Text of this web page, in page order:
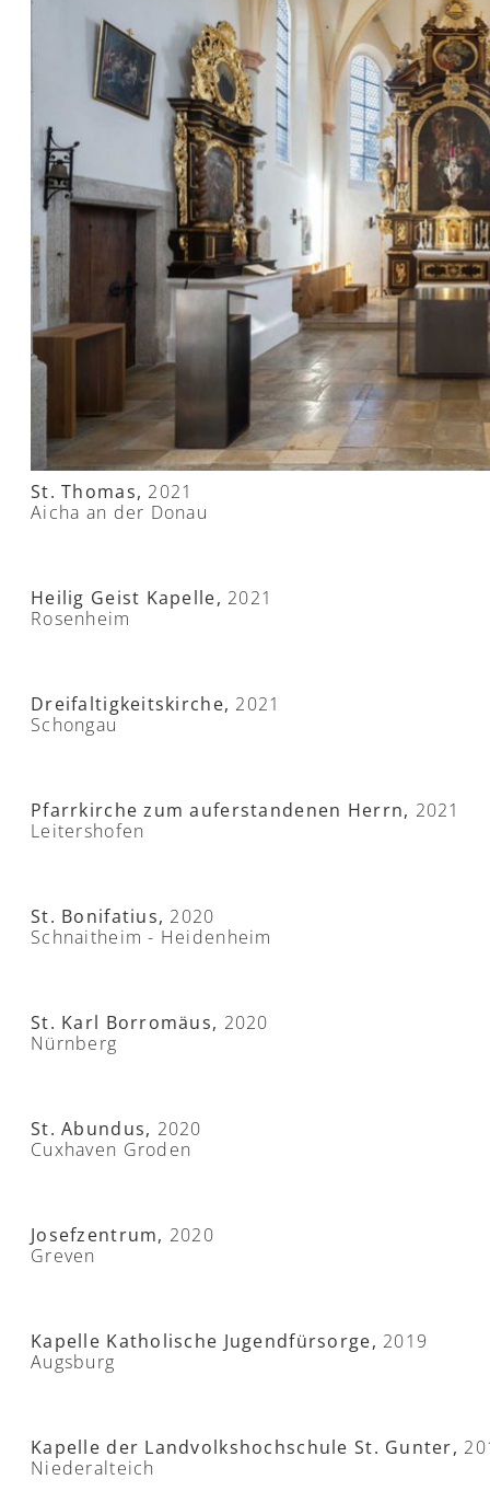
St. Thomas, 2021
Aicha an der Donau
Heilig Geist Kapelle, 2021
Rosenheim
Dreifaltigkeitskirche, 2021
Schongau
Pfarrkirche zum auferstandenen Herrn, 2021
Leitershofen
St. Bonifatius, 2020
Schnaitheim - Heidenheim
St. Karl Borromäus, 2020
Nürnberg
St. Abundus, 2020
Cuxhaven Groden
Josefzentrum, 2020
Greven
Kapelle Katholische Jugendfürsorge, 2019
Augsburg
Kapelle der Landvolkshochschule St. Gunter,
Niederalteich